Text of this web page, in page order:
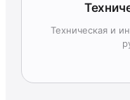
Техническая и